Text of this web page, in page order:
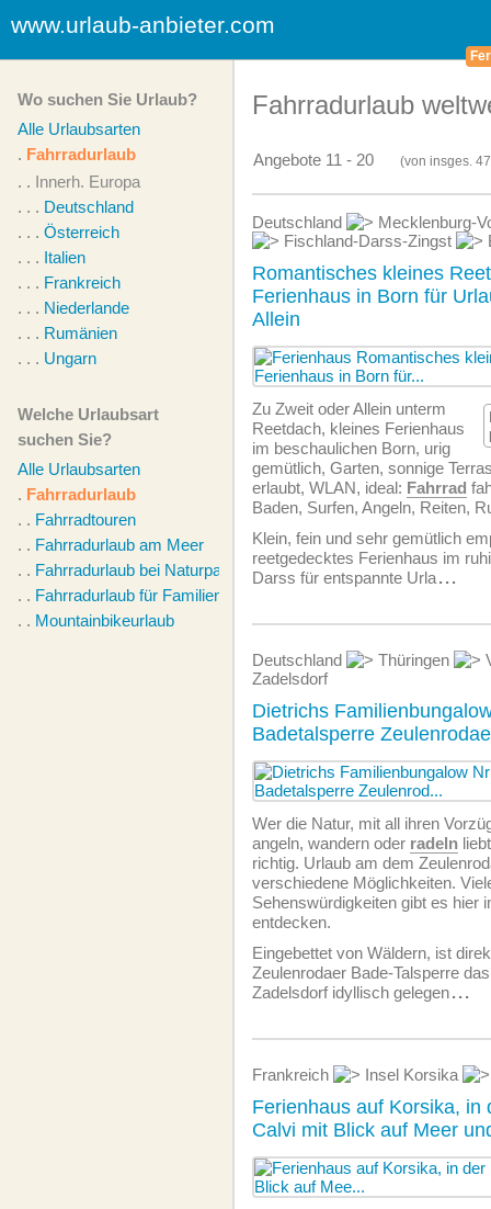
www.urlaub-anbieter.com
Wo suchen Sie Urlaub?
Alle Urlaubsarten
. Fahrradurlaub
. . Innerh. Europa
. . . Deutschland
. . . Österreich
. . . Italien
. . . Frankreich
. . . Niederlande
. . . Rumänien
. . . Ungarn
Welche Urlaubsart
suchen Sie?
Alle Urlaubsarten
. Fahrradurlaub
. . Fahrradtouren
. . Fahrradurlaub am Meer
. . Fahrradurlaub bei Naturpark
. . Fahrradurlaub für Familien
. . Mountainbikeurlaub
Fahrradurlaub
Angebote 11 - 20 (von insges.
Deutschland
Mecklenburg-
Fischland-Darss-Zingst
Romantisches kleines
Ferienhaus in Born für
Allein
Zu Zweit oder Allein unterm
Reetdach, kleines Ferienhaus
im beschaulichen Born, urig
gemütlich, Garten, sonnige
erlaubt, WLAN, ideal: Fahrrad
Baden, Surfen, Angeln, Reiten,
Klein, fein und sehr gemütlich
reetgedecktes Ferienhaus im
Darss für entspannte Urla...
Deutschland Thüringen
Zadelsdorf
Dietrichs
Badetalsperre
Wer die Natur, mit all ihren
angeln, wandern oder radeln
richtig. Urlaub am dem
verschiedene Möglichkeiten.
Sehenswürdigkeiten gibt es hier
entdecken.
Eingebettet von Wäldern, ist
Zeulenrodaer Bade-Talsperre
Zadelsdorf idyllisch gelegen...
Frankreich Insel Korsika
Ferienhaus auf Korsika, in
Calvi mit Blick auf Meer